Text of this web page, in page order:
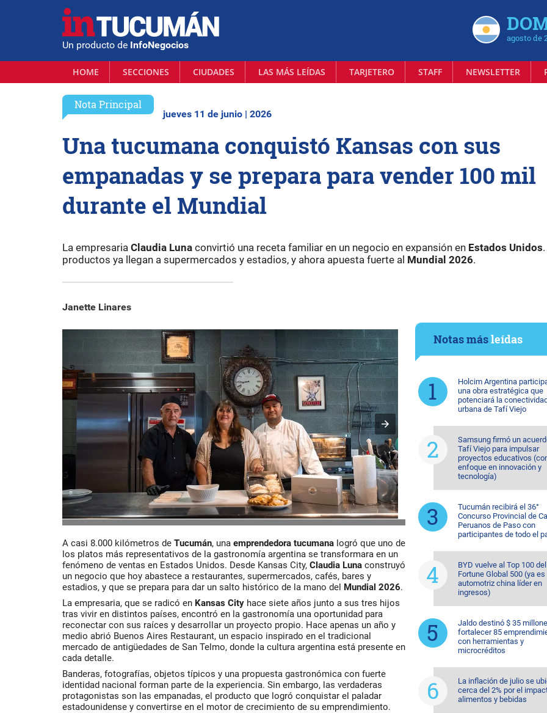
Un producto de InfoNegocios
agosto de
HOME SECCIONES CIUDADES LAS MÁS LEÍDAS TARJETERO STAFF NEWSLETTER
Nota Principal
jueves 11 de junio | 2026
Una tucumana conquistó Kansas con sus
empanadas y se prepara para vender 100 mil
durante el Mundial
La empresaria Claudia Luna convirtió una receta familiar en un negocio en expansión en Estados Unidos
productos ya llegan a supermercados y estadios, y ahora apuesta fuerte al Mundial 2026.
Janette Linares
A casi 8.000 kilómetros de Tucumán, una emprendedora tucumana logró que uno de
los platos más representativos de la gastronomía argentina se transformara en un
fenómeno de ventas en Estados Unidos. Desde Kansas City, Claudia Luna construyó
un negocio que hoy abastece a restaurantes, supermercados, cafés, bares y
estadios, y que se prepara para dar un salto histórico de la mano del Mundial 2026.
La empresaria, que se radicó en Kansas City hace siete años junto a sus tres hijos
tras vivir en distintos países, encontró en la gastronomía una oportunidad para
reconectar con sus raíces y desarrollar un proyecto propio. Hace apenas un año y
medio abrió Buenos Aires Restaurant, un espacio inspirado en el tradicional
mercado de antigüedades de San Telmo, donde la cultura argentina está presente en
cada detalle.
Banderas, fotografías, objetos típicos y una propuesta gastronómica con fuerte
identidad nacional forman parte de la experiencia. Sin embargo, las verdaderas
protagonistas son las empanadas, el producto que logró conquistar el paladar
estadounidense y convertirse en el motor de crecimiento de su emprendimiento.
Notas másleídas
Holcim Argentina
una obra estratégica que
potenciará la
urbana de Tafí Viejo
Samsung firmó un
Tafí Viejo para impulsar
proyectos educativos
enfoque en innovación y
tecnología)
Tucumán recibirá el 36°
Concurso Provincial de
Peruanos de Paso con
participantes de todo el
BYD vuelve al Top 100 del
Fortune Global 500 (ya es
automotriz china líder en
ingresos)
Jaldo destinó $ 35
fortalecer 85
con herramientas y
microcréditos
La inflación de julio se
cerca del 2% por el
alimentos y bebidas